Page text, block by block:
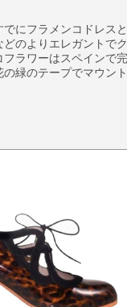
でにフラメンコドレス
どのよりエレガントで
ラワーはスペインで
緑のテープでマウン